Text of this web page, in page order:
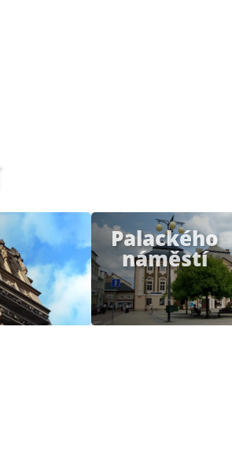
Palackého
náměstí